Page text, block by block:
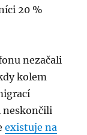
20 %
nezačali
kolem
neskončili
existuje na